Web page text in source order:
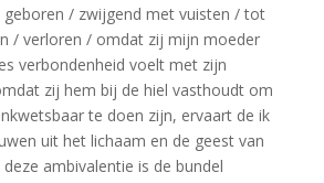
geboren / zwijgend met vuisten / tot
/ verloren / omdat zij mijn moeder
verbondenheid voelt met zijn
zij hem bij de hiel vasthoudt om
te doen zijn, ervaart de ik
uit het lichaam en de geest van
ambivalentie is de bundel